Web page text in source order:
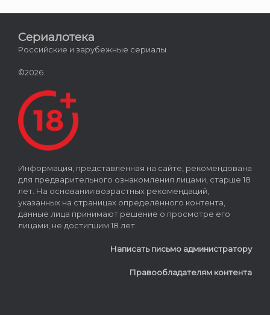
Сериалотека
Российские и зарубежные сериалы
©2026
Информация, представленная на сайте, рекомендована
для предварительного ознакомления лицами, старше 18
лет. На основании возрастных рекомендаций,
указанных на страницах определённого контента,
данные лица принимают решение о просмотре его
лицами, не достигшим 18 лет.
Написать письмо администратору
Правообладателям контента